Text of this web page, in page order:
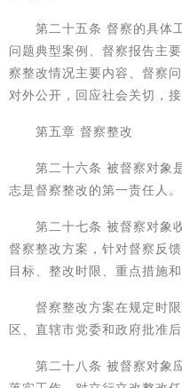
第二十五条 督察的具体工
问题典型案例、督察报告主
察整改情况主要内容、督察
对外公开，回应社会关切，
第五章 督察整改
第二十六条 被督察对象是
志是督察整改的第一责任人。
第二十七条 被督察对象收
督察整改方案，针对督察反
目标、整改时限、重点措施和
督察整改方案在规定时限
区、直辖市党委和政府批准后
第二十八条 被督察对象应